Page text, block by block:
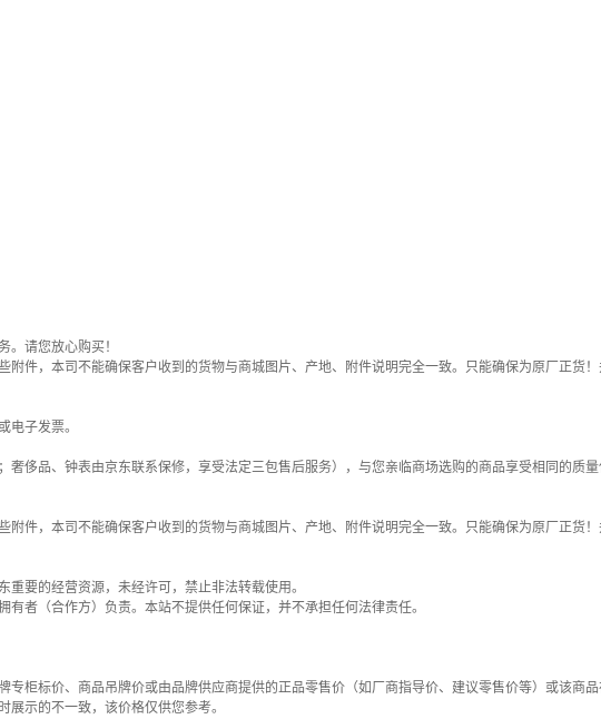
。请您放心购买！
件，本司不能确保客户收到的货物与商城图片、产地、附件说明完全一致。只能确保为原厂正货
电子发票。
侈品、钟表由京东联系保修，享受法定三包售后服务），与您亲临商场选购的商品享受相同的质
件，本司不能确保客户收到的货物与商城图片、产地、附件说明完全一致。只能确保为原厂正货
要的经营资源，未经许可，禁止非法转载使用。
者（合作方）负责。本站不提供任何保证，并不承担任何法律责任。
专柜标价、商品吊牌价或由品牌供应商提供的正品零售价（如厂商指导价、建议零售价等）或该商
示的不一致，该价格仅供您参考。